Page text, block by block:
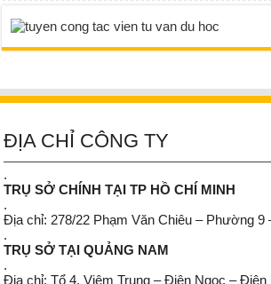
ĐỊA CHỈ CÔNG TY
.
TRỤ SỞ CHÍNH TẠI TP HỒ CHÍ MINH
.
Địa chỉ: 278/22 Phạm Văn Chiêu – Phường 9
.
TRỤ SỞ TẠI QUẢNG NAM
.
Địa chỉ: Tổ 4, Viêm Trung – Điện Ngọc – Điện